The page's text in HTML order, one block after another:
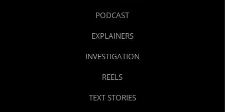
PODCAST
EXPLAINERS
INVESTIGATION
REELS
TEXT STORIES